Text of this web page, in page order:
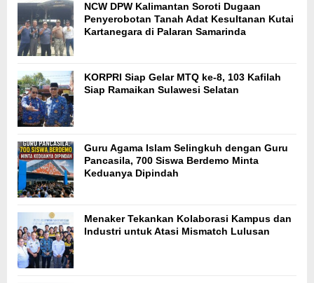
NCW DPW Kalimantan Soroti Dugaan
Penyerobotan Tanah Adat Kesultanan Kutai
Kartanegara di Palaran Samarinda
KORPRI Siap Gelar MTQ ke-8, 103 Kafilah
Siap Ramaikan Sulawesi Selatan
Guru Agama Islam Selingkuh dengan Guru
Pancasila, 700 Siswa Berdemo Minta
Keduanya Dipindah
Menaker Tekankan Kolaborasi Kampus dan
Industri untuk Atasi Mismatch Lulusan